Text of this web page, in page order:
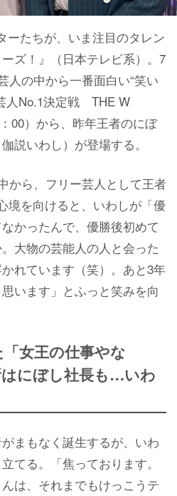
たちが、いま注目のタレン
ズ！』（日本テレビ系）。7
人の中から一番面白い“笑い
人No.1決定戦 THE W
00）から、昨年王者のにぼ
説いわし）が登場する。
から、フリー芸人として王者
境を向けると、いわしが「優
かったんで、優勝後初めて
大物の芸能人の人と会った
れています（笑）。あと3年
います」とふっと笑みを向
女王の仕事やな
にぼし社長も…いわ
まもなく誕生するが、いわ
てる。「焦っております。
は、それまでもけっこうテ